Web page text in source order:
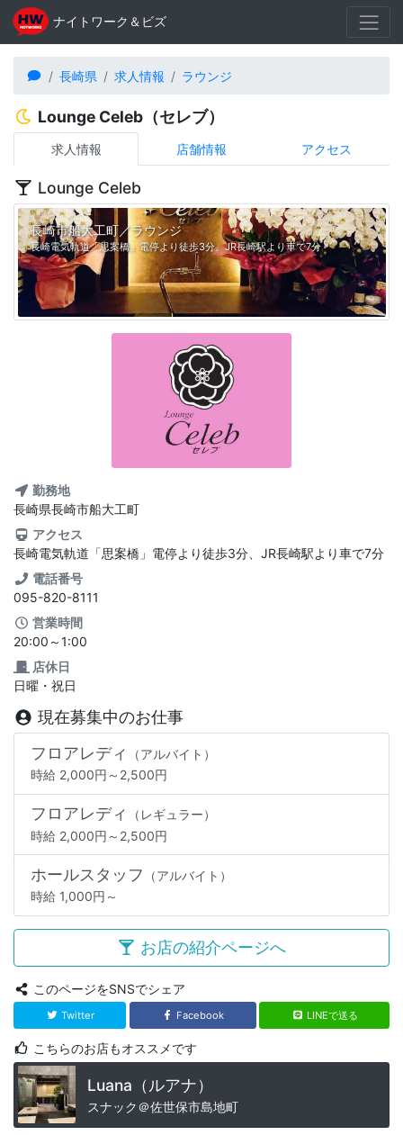
長崎県 求人情報 ラウンジ
Lounge Celeb（セレブ）
求人情報 店舗情報 アクセス
Lounge Celeb
長崎市船大工町／ラウンジ
長崎電気軌道「思案橋」電停より徒歩3分、JR長崎駅より車で7分
勤務地
長崎県長崎市船大工町
アクセス
長崎電気軌道「思案橋」電停より徒歩3分、JR長崎駅より車で7分
電話番号
095-820-8111
営業時間
20:00～1:00
店休日
日曜・祝日
現在募集中のお仕事
フロアレディ
（アルバイト）
時給 2,000円～2,500円
フロアレディ
（レギュラー）
時給 2,000円～2,500円
ホールスタッフ （アルバイト）
時給 1,000円～
お店の紹介ページへ
このページをSNSでシェア
Twitter Facebook LINEで送る
こちらのお店もオススメです
Luana（ルアナ）
スナック＠佐世保市島地町
ナイトワーク＆ビズ